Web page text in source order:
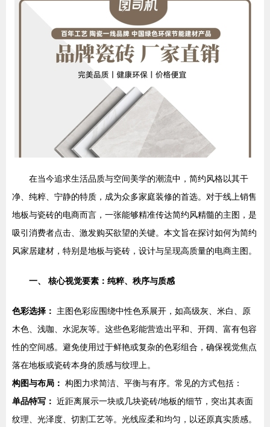
在当今追求生活品质与空间美学的潮流中，简约风格以其干
净、纯粹、宁静的特质，成为众多家庭装修的首选。对于线上销售
地板与瓷砖的电商而言，一张能够精准传达简约风精髓的主图，是
吸引消费者点击、激发购买欲望的关键。本文旨在探讨如何为简约
风家居建材，特别是地板与瓷砖，设计与呈现高质量的电商主图。
一、 核心视觉要素：纯粹、秩序与质感
色彩选择：
主图色彩应围绕中性色系展开，如高级灰、米白、原
木色、浅咖、水泥灰等。这些色彩能营造出平和、开阔、富有包容
性的空间感。避免使用过于鲜艳或复杂的色彩组合，确保视觉焦点
落在地板或瓷砖本身的质感与纹理上。
构图与布局： 构图力求简洁、平衡与有序。常见的方式包括：
单品特写： 近距离展示一块或几块瓷砖/地板的细节，突出其表面
纹理、光泽度、切割工艺等。光线应柔和均匀，以还原真实质感。